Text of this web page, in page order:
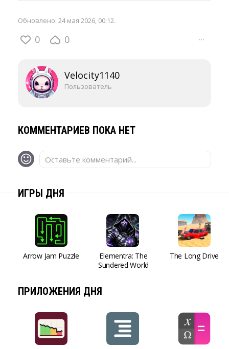
Обновлено: 24 мая 2026, 00:12.
0 0 ···
Velocity1140
Пользователь
КОММЕНТАРИЕВ ПОКА НЕТ
Оставьте комментарий...
ИГРЫ ДНЯ
Arrow Jam Puzzle
Elementra: The
Sundered World
The Long Drive
ПРИЛОЖЕНИЯ ДНЯ